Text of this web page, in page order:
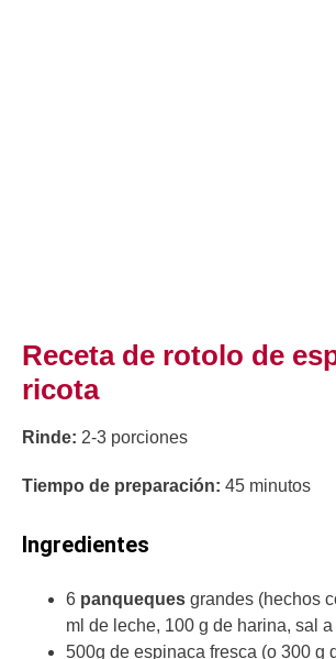
Receta de rotolo de
ricota
Rinde: 2-3 porciones
Tiempo de preparación: 45 minutos
Ingredientes
6 panqueques grandes (hechos
ml de leche, 100 g de harina, sal
500g de espinaca fresca (o 300 g